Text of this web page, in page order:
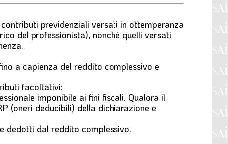
previdenziali versati in ottemperanza
del professionista), nonché quelli versati
a capienza del reddito complessivo e
facoltativi:
imponibile ai fini fiscali. Qualora il
(oneri deducibili) della dichiarazione e
dedotti dal reddito complessivo.